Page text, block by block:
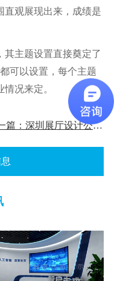
直观展现出来，成绩是
主题设置直接奠定了
可以设置，每个主题
况来定。
下一篇：深圳展厅设计公司如何做好服务工作!